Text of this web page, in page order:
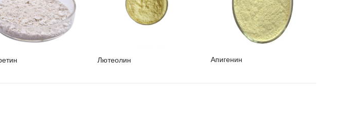
Лютеолин Апигенин